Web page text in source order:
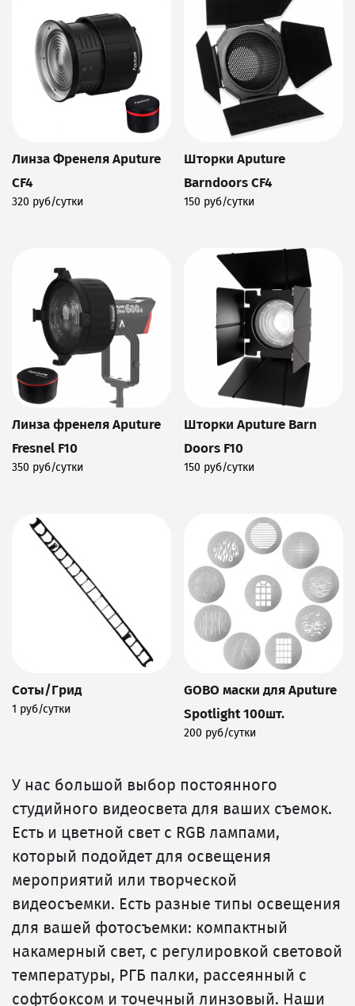
Линза Френеля Aputure
CF4
320 руб/сутки
Шторки Aputure
Barndoors CF4
150 руб/сутки
Линза френеля Aputure
Fresnel F10
350 руб/сутки
Шторки Aputure Barn
Doors F10
150 руб/сутки
Соты/Грид
1 руб/сутки
GOBO маски для Aputure
Spotlight 100шт.
200 руб/сутки
У нас большой выбор постоянного
студийного видеосвета для ваших съемок.
Есть и цветной свет с RGB лампами,
который подойдет для освещения
мероприятий или творческой
видеосъемки. Есть разные типы освещения
для вашей фотосъемки: компактный
накамерный свет, с регулировкой световой
температуры, РГБ палки, рассеянный с
софтбоксом и точечный линзовый. Наши